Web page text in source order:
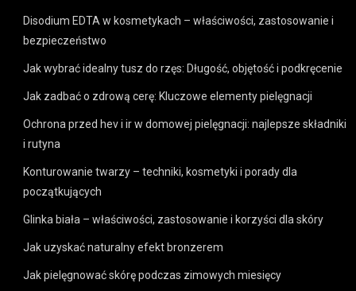
Disodium EDTA w kosmetykach – właściwości, zastosowanie i
bezpieczeństwo
Jak wybrać idealny tusz do rzęs: Długość, objętość i podkręcenie
Jak zadbać o zdrową cerę: Kluczowe elementy pielęgnacji
Ochrona przed hev i ir w domowej pielęgnacji: najlepsze składniki
i rutyna
Konturowanie twarzy – techniki, kosmetyki i porady dla
początkujących
Glinka biała – właściwości, zastosowanie i korzyści dla skóry
Jak uzyskać naturalny efekt bronzerem
Jak pielęgnować skórę podczas zimowych miesięcy